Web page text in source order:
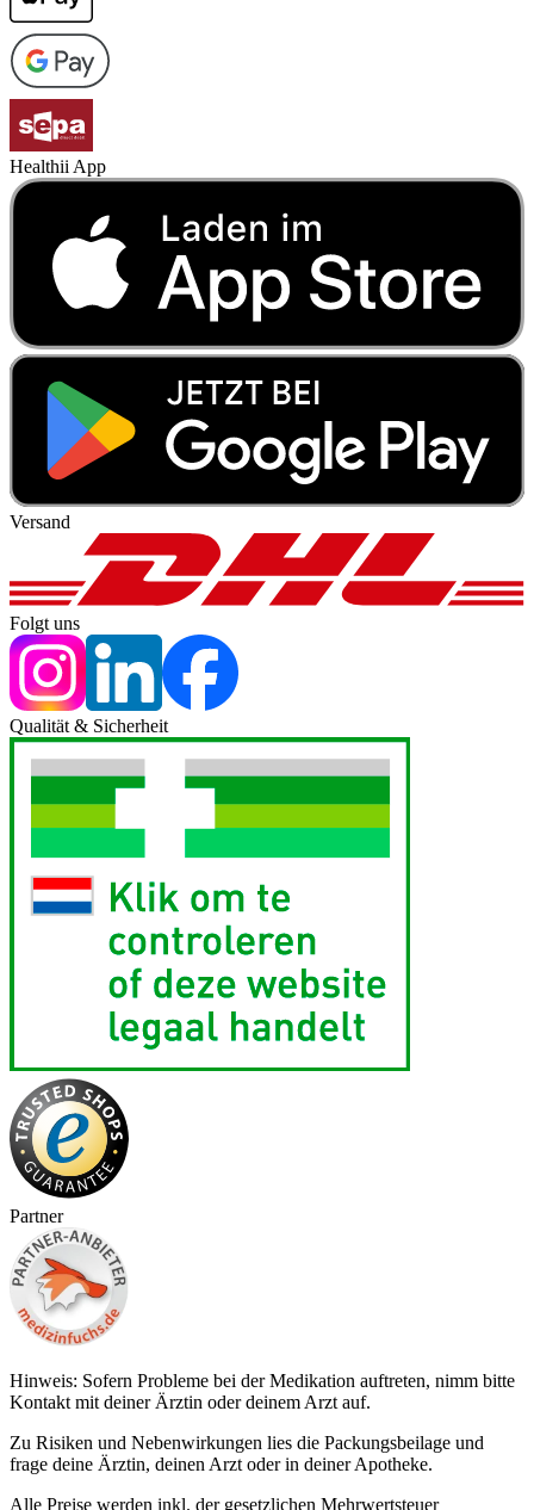
Healthii App
Versand
Folgt uns
Qualität & Sicherheit
Partner
Hinweis: Sofern Probleme bei der Medikation auftreten, nimm bitte
Kontakt mit deiner Ärztin oder deinem Arzt auf.
Zu Risiken und Nebenwirkungen lies die Packungsbeilage und
frage deine Ärztin, deinen Arzt oder in deiner Apotheke.
Alle Preise werden inkl. der gesetzlichen Mehrwertsteuer